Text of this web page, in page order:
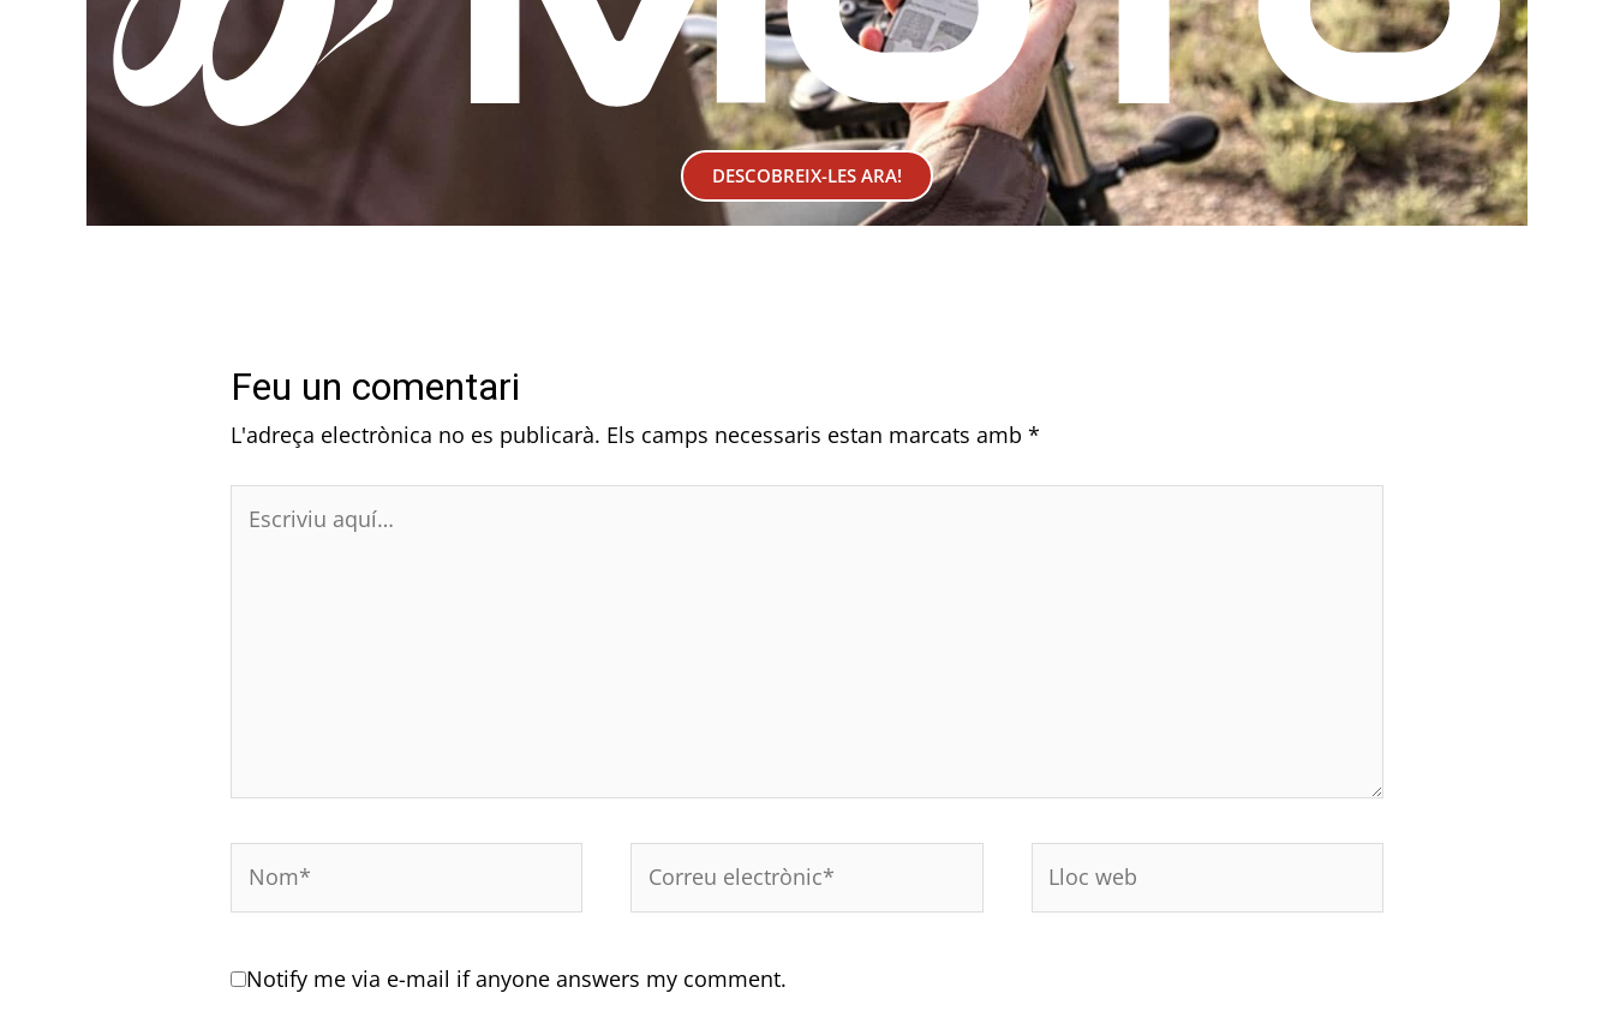
DESCOBREIX-LES ARA!
Feu un comentari
L'adreça electrònica no es publicarà. Els camps necessaris estan marcats amb*
aquí…
electrònic*
web
Notify me via e-mail if anyone answers my comment.